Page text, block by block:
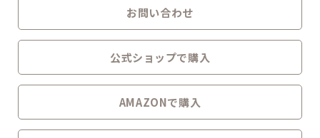
お問い合わせ
公式ショップで購入
AMAZONで購入